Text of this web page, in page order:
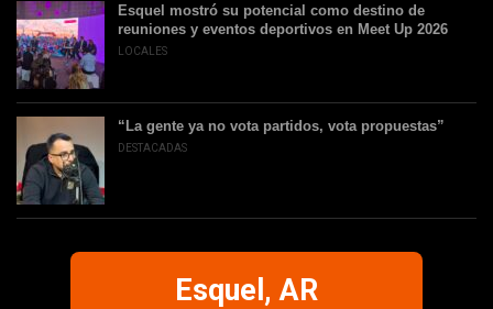
Esquel mostró su potencial como destino de
reuniones y eventos deportivos en Meet Up 2026
LOCALES
“La gente ya no vota partidos, vota propuestas”
DESTACADAS
Esquel, AR